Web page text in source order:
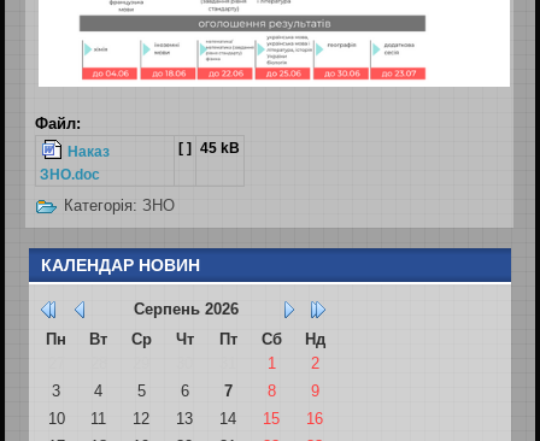
Файл:
Наказ
ЗНО.doc
[ ] 45 kB
Категорія:ЗНО
КАЛЕНДАР НОВИН
Серпень 2026
Пн
Вт Ср Чт Пт Сб
Нд
1
2
3
4 5 6 7 8
9
10
11 12 13 14 15
16